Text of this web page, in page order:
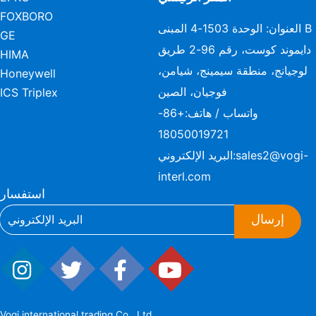
FOXBORO
GE
HIMA
Honeywell
ICS Triplex
العنوان: الوحدة 1503-4 المبنى B
دايموند كوست، رقم 96-2 طريق
لوجيانج، منطقة سيمينج، شيامن،
فوجيان، الصين
واتساب / هاتف:
+86-
18050019721
البريد الإلكتروني:sales2@vogi-
interl.com
استفسار
إرسال